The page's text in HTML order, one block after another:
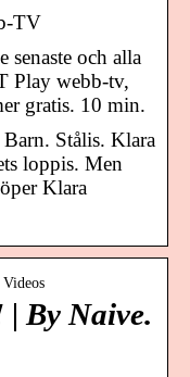
TV
senaste och alla
Play webb-tv,
gratis. 10 min.
Stålis. Klara
loppis. Men
Klara
| By Naive.